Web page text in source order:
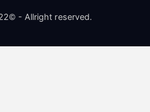
- Allright reserved.